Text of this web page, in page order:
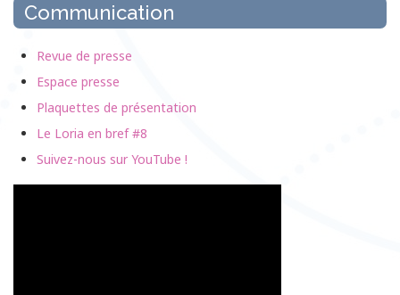
Communication
Revue de presse
Espace presse
Plaquettes de présentation
Le Loria en bref #8
Suivez-nous sur YouTube !